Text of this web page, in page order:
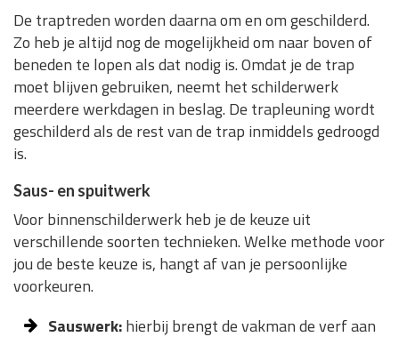
De traptreden worden daarna om en om geschilderd.
Zo heb je altijd nog de mogelijkheid om naar boven of
beneden te lopen als dat nodig is. Omdat je de trap
moet blijven gebruiken, neemt het schilderwerk
meerdere werkdagen in beslag. De trapleuning wordt
geschilderd als de rest van de trap inmiddels gedroogd
is.
Saus- en spuitwerk
Voor binnenschilderwerk heb je de keuze uit
verschillende soorten technieken. Welke methode voor
jou de beste keuze is, hangt af van je persoonlijke
voorkeuren.
Sauswerk:hierbij brengt de vakman de verf aan